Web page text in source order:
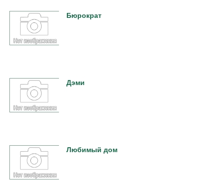
Бюрократ
Дэми
Любимый дом